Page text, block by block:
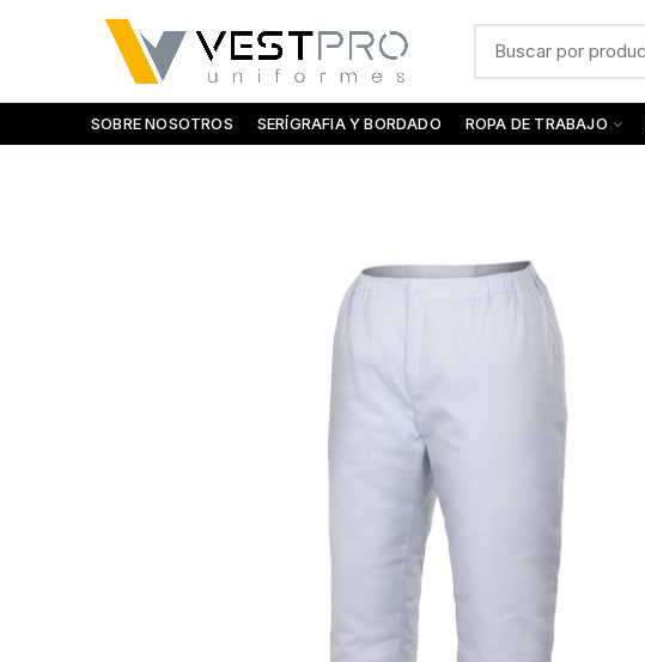
SOBRE NOSOTROS SERÍGRAFIA Y BORDADO ROPA DE TRABAJO